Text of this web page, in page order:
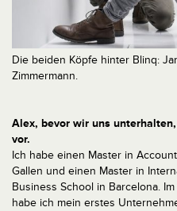
Die beiden Köpfe hinter Blinq:
Zimmermann.
Alex, bevor wir uns
vor.
Ich habe einen Master in
Gallen und einen Master in
Business School in Barcelona.
habe ich mein erstes